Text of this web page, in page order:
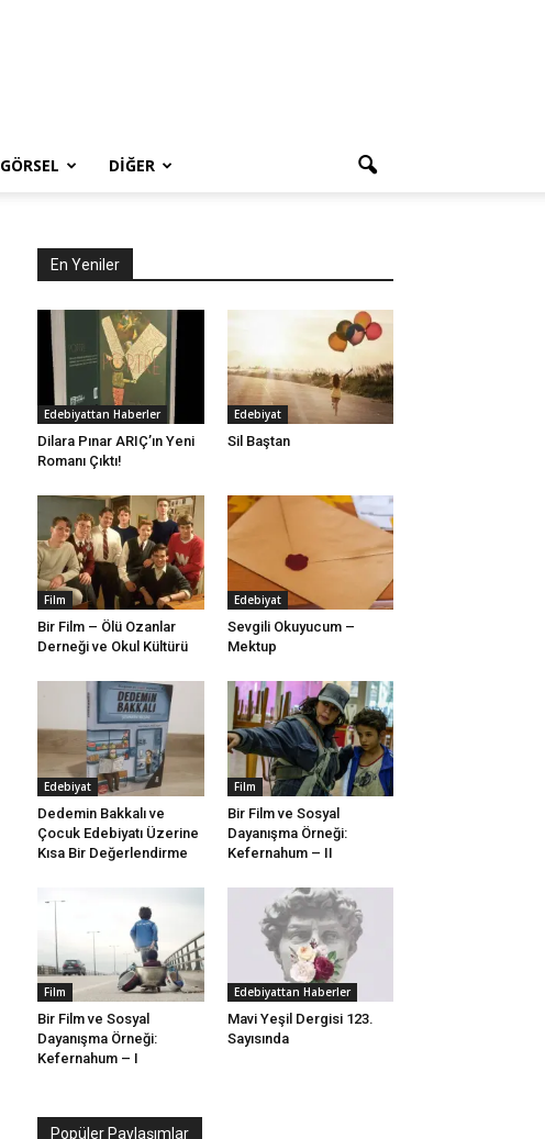
GÖRSEL DIĞER
En Yeniler
Edebiyattan Haberler
Dilara Pınar ARIÇ’ın Yeni
Romanı Çıktı!
Edebiyat
Sil Baştan
Film
Bir Film – Ölü Ozanlar
Derneği ve Okul Kültürü
Edebiyat
Sevgili Okuyucum –
Mektup
Edebiyat
Dedemin Bakkalı ve
Çocuk Edebiyatı Üzerine
Kısa Bir Değerlendirme
Film
Bir Film ve Sosyal
Dayanışma Örneği:
Kefernahum – II
Film
Bir Film ve Sosyal
Dayanışma Örneği:
Kefernahum – I
Edebiyattan Haberler
Mavi Yeşil Dergisi 123.
Sayısında
Popüler Paylaşımlar